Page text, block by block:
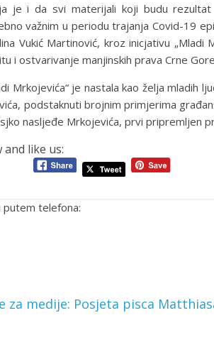
je i da svi materijali koji budu
važnim u periodu trajanja Covid-19
Vukić Martinović, kroz inicjativu
i ostvarivanje manjinskih prava Crne
Mrkojevića“ je nastala kao želja mladih
podstaknuti brojnim primjerima
nasljeđe Mrkojevića, prvi pripremljen
and like us:
telefona:
za medije: Posjeta pisca